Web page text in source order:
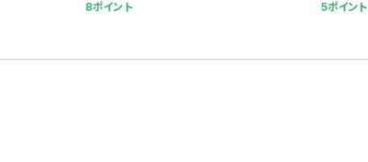
8ポイント
5ポイント